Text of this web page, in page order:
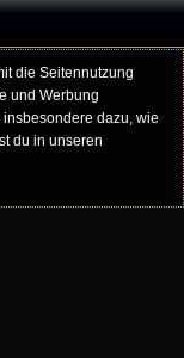
die Seitennutzung
und Werbung
dazu, wie
du in unseren